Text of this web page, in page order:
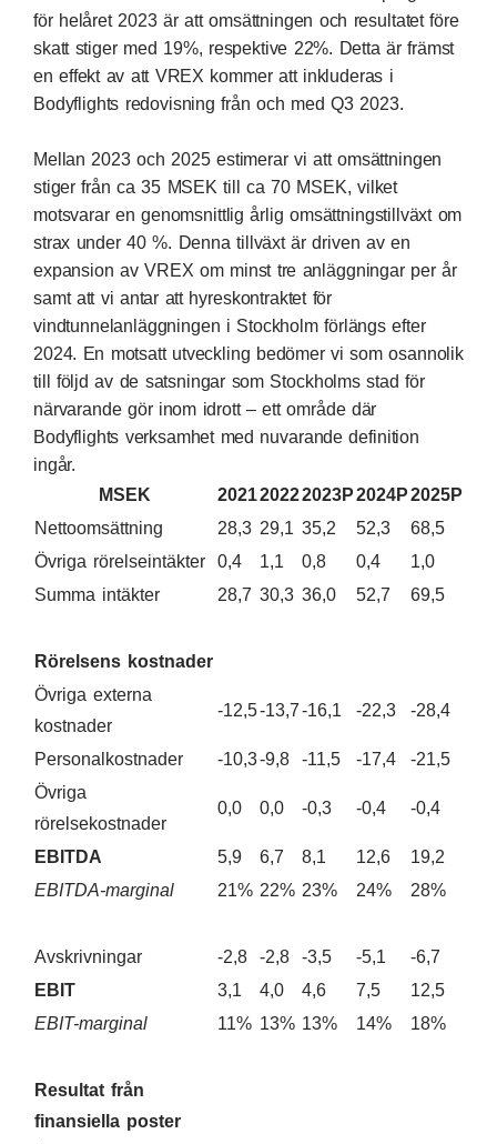
för helåret 2023 är att omsättningen och resultatet före
skatt stiger med 19%, respektive 22%. Detta är främst
en effekt av att VREX kommer att inkluderas i
Bodyflights redovisning från och med Q3 2023.
Mellan 2023 och 2025 estimerar vi att omsättningen
stiger från ca 35 MSEK till ca 70 MSEK, vilket
motsvarar en genomsnittlig årlig omsättningstillväxt om
strax under 40 %. Denna tillväxt är driven av en
expansion av VREX om minst tre anläggningar per år
samt att vi antar att hyreskontraktet för
vindtunnelanläggningen i Stockholm förlängs efter
2024. En motsatt utveckling bedömer vi som osannolik
till följd av de satsningar som Stockholms stad för
närvarande gör inom idrott – ett område där
Bodyflights verksamhet med nuvarande definition
ingår.
MSEK
202120222023P2024P2025P
Nettoomsättning
28,3 29,1 35,2 52,3
68,5
Övriga rörelseintäkter
0,4 1,1 0,8 0,4
1,0
Summa intäkter
28,7 30,3 36,0 52,7 69,5
Rörelsens kostnader
Övriga externa
kostnader
-12,5-13,7-16,1 -22,3 -28,4
Personalkostnader -10,3-9,8 -11,5 -17,4
-21,5
Övriga
rörelsekostnader
0,0 0,0 -0,3 -0,4 -0,4
EBITDA 5,9 6,7 8,1 12,6
19,2
EBITDA-marginal
21% 22% 23% 24% 28%
Avskrivningar -2,8 -2,8 -3,5 -5,1
-6,7
EBIT
3,1 4,0 4,6 7,5
12,5
EBIT-marginal
11% 13% 13% 14% 18%
Resultat från
finansiella poster